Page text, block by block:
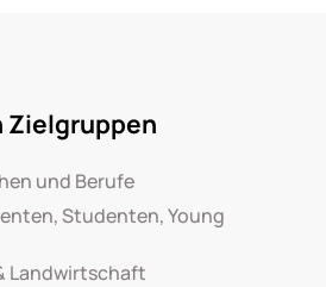
Zielgruppen
und Berufe
Studenten, Young
Landwirtschaft